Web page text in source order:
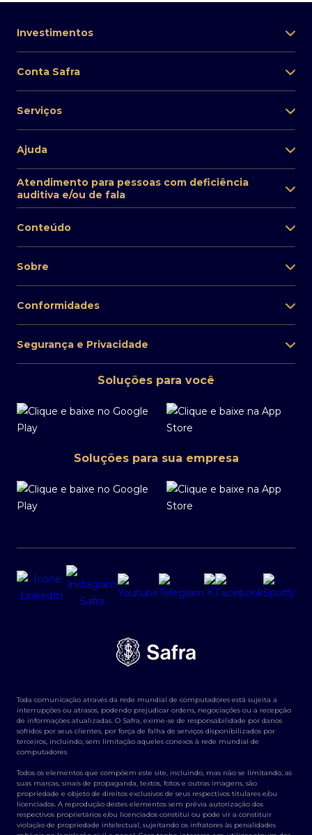
Investimentos
Conta Safra
Serviços
Ajuda
Atendimento para pessoas com deficiência
auditiva e/ou de fala
Conteúdo
Sobre
Conformidades
Segurança e Privacidade
Soluções para você
Soluções para sua empresa
Toda comunicação através da rede mundial de computadores está sujeita a
interrupções ou atrasos, podendo prejudicar ordens, negociações ou a recepção
de informações atualizadas. O Safra, exime-se de responsabilidade por danos
sofridos por seus clientes, por força de falha de serviços disponibilizados por
terceiros, incluindo, sem limitação aqueles conexos à rede mundial de
computadores.
Todos os elementos que compõem este site, incluindo, mas não se limitando, as
suas marcas, sinais de propaganda, textos, fotos e outras imagens, são
propriedade e objeto de direitos exclusivos de seus respectivos titulares e/ou
licenciados. A reprodução destes elementos sem prévia autorização dos
respectivos proprietários e/ou licenciados constitui ou pode vir a constituir
violação de propriedade intelectual, sujeitando os infratores às penalidades